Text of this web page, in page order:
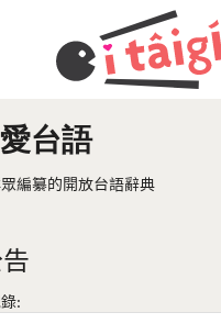
台語
編纂的開放台語辭典
: